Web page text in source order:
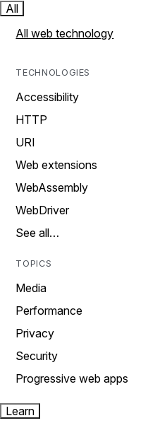
All
All web technology
TECHNOLOGIES
Accessibility
HTTP
URI
Web extensions
WebAssembly
WebDriver
See all…
TOPICS
Media
Performance
Privacy
Security
Progressive web apps
Learn